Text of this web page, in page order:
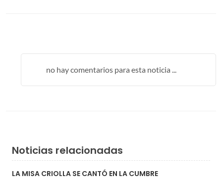
no hay comentarios para esta noticia ...
Noticias relacionadas
LA MISA CRIOLLA SE CANTÓ EN LA CUMBRE